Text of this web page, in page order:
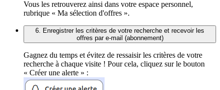
Vous les retrouverez ainsi dans votre espace personnel,
rubrique « Ma sélection d'offres ».
6. Enregistrer les critères de votre recherche et recevoir les
offres par e-mail (abonnement)
Gagnez du temps et évitez de ressaisir les critères de votre
recherche à chaque visite ! Pour cela, cliquez sur le bouton
« Créer une alerte » :